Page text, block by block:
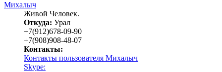
Михалыч
Живой Человек.
Откуда: Урал
+7(912)678-09-90
+7(908)908-48-07
Контакты:
Контакты пользователя Михалыч
Skype: